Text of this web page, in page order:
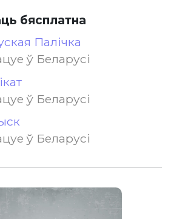
бясплатна
Палічка
ў Беларусі
ў Беларусі
ў Беларусі